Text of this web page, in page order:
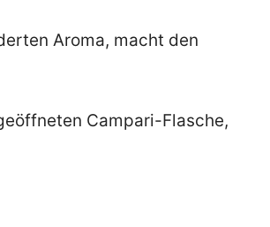
Aroma, macht den
Campari-Flasche,